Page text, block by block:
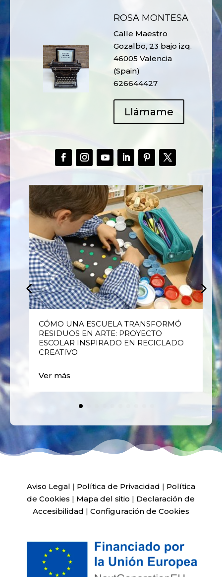
ROSA MONTESA
Calle Maestro
Gozalbo, 23 bajo izq.
46005 Valencia
(Spain)
626644427
Llámame
CÓMO UNA ESCUELA TRANSFORMÓ
RESIDUOS EN ARTE: PROYECTO
ESCOLAR INSPIRADO EN RECICLADO
CREATIVO
Ver más
Aviso Legal | Política de Privacidad | Política
de Cookies | Mapa del sitio | Declaración de
Accesibilidad | Configuración de Cookies